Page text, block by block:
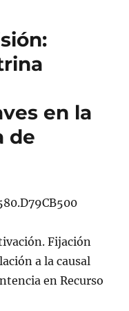
en la
de
Fijación
a la causal
en Recurso